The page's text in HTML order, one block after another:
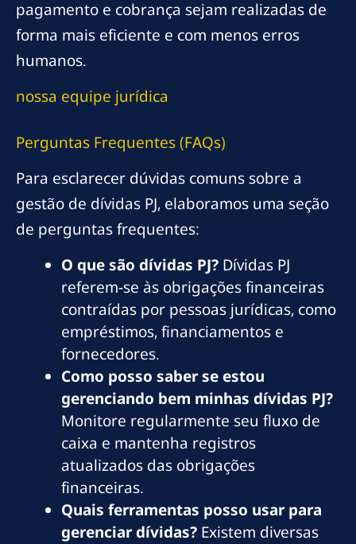
pagamento e cobrança sejam realizadas de
forma mais eficiente e com menos erros
humanos.
nossa equipe jurídica
Perguntas Frequentes (FAQs)
Para esclarecer dúvidas comuns sobre a
gestão de dívidas PJ, elaboramos uma seção
de perguntas frequentes:
O que são dívidas PJ? Dívidas PJ
referem-se às obrigações financeiras
contraídas por pessoas jurídicas, como
empréstimos, financiamentos e
fornecedores.
Como posso saber se estou
gerenciando bem minhas dívidas PJ?
Monitore regularmente seu fluxo de
caixa e mantenha registros
atualizados das obrigações
financeiras.
Quais ferramentas posso usar para
gerenciar dívidas? Existem diversas